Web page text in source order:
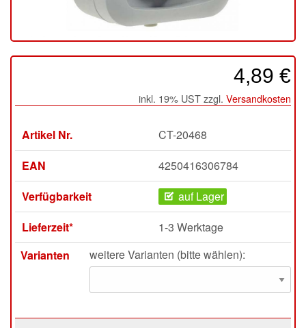
4,89 €
inkl. 19% UST zzgl. Versandkosten
Artikel Nr.
CT-20468
EAN
4250416306784
Verfügbarkeit
auf Lager
Lieferzeit*
1-3 Werktage
Varianten
weitere Varianten (bitte wählen):